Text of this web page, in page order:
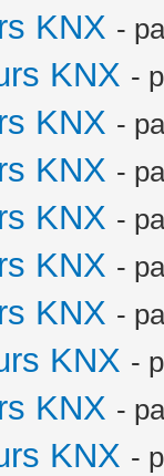
KNX -
KNX -
KNX -
KNX -
KNX -
KNX -
KNX -
KNX -
KNX -
KNX -